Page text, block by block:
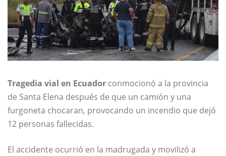
Tragedia vial en Ecuador conmocionó a la provincia
de Santa Elena después de que un camión y una
furgoneta chocaran, provocando un incendio que dejó
12 personas fallecidas.
El accidente ocurrió en la madrugada y movilizó a